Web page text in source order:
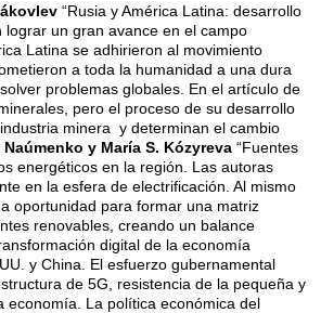
“Rusia y América Latina: desarrollo
un gran avance en el campo
Latina se adhirieron al movimiento
a toda la humanidad a una dura
problemas globales. En el artículo de
pero el proceso de su desarrollo
minera y determinan el cambio
Naúmenko y María S. Kózyreva “Fuentes
energéticos en la región. Las autoras
en la esfera de electrificación. Al mismo
oportunidad para formar una matriz
renovables, creando un balance
digital de la economía
y China. El esfuerzo gubernamental
de 5G, resistencia de la pequeña y
economía. La política económica del